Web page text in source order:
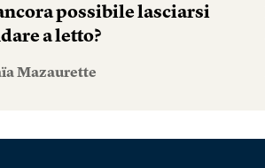
possibile lasciarsi
a letto?
Mazaurette